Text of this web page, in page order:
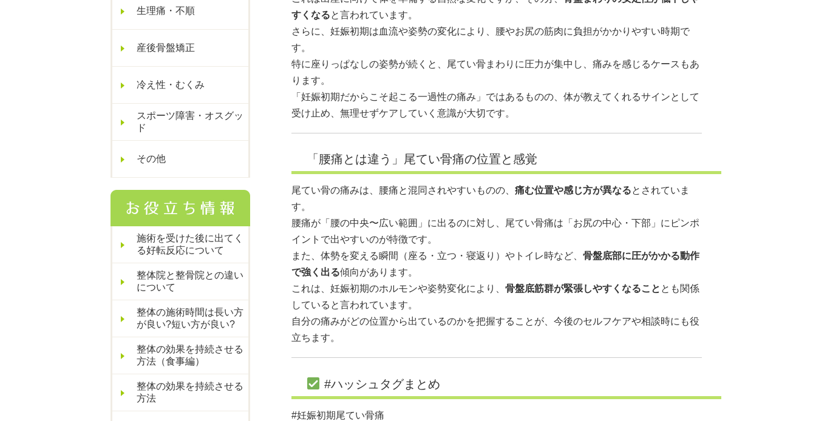
生理痛・不順
産後骨盤矯正
冷え性・むくみ
スポーツ障害・オスグッ
ド
その他
施術を受けた後に出てく
る好転反応について
整体院と整骨院との違い
について
整体の施術時間は長い方
が良い?短い方が良い?
整体の効果を持続させる
方法（食事編）
整体の効果を持続させる
方法
すくなると言われています。
さらに、妊娠初期は血流や姿勢の変化により、腰やお尻の筋肉に負担がかかりやすい時期で
す。
特に座りっぱなしの姿勢が続くと、尾てい骨まわりに圧力が集中し、痛みを感じるケースもあ
ります。
「妊娠初期だからこそ起こる一過性の痛み」ではあるものの、体が教えてくれるサインとして
受け止め、無理せずケアしていく意識が大切です。
「腰痛とは違う」尾てい骨痛の位置と感覚
尾てい骨の痛みは、腰痛と混同されやすいものの、 痛む位置や感じ方が異なるとされていま
す。
腰痛が「腰の中央〜広い範囲」に出るのに対し、尾てい骨痛は「お尻の中心・下部」にピンポ
イントで出やすいのが特徴です。
また、体勢を変える瞬間（座る・立つ・寝返り）やトイレ時など、 骨盤底部に圧がかかる動作
で強く出る傾向があります。
これは、妊娠初期のホルモンや姿勢変化により、 骨盤底筋群が緊張しやすくなること とも関係
していると言われています。
自分の痛みがどの位置から出ているのかを把握することが、今後のセルフケアや相談時にも役
立ちます。
#ハッシュタグまとめ
#妊娠初期尾てい骨痛